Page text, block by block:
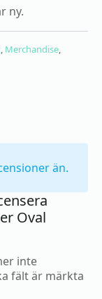
ny.
, Merchandise,
än.
Oval
inte
fält är märkta